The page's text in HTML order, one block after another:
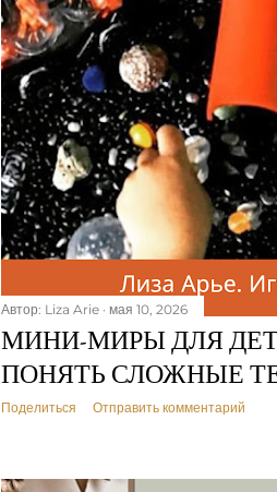
Автор: Liza Arie мая 10, 2026
МИНИ-МИРЫ ДЛЯ
ПОНЯТЬ СЛОЖНЫЕ
Поделиться Отправить комментарий